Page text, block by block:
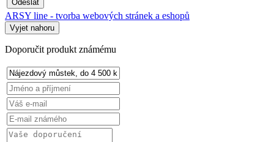
Odeslat
ARSY line - tvorba webových stránek a eshopů
Vyjet nahoru
Doporučit produkt známému